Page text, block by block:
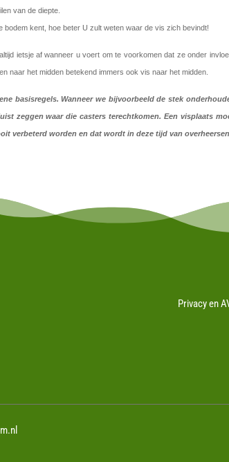
van de diepte.
bodem kent, hoe beter U zult weten waar de vis zich bevindt!
ietsje af wanneer u voert om te voorkomen dat ze onder
naar het midden betekend immers ook vis naar het midden.
basisregels. Wanneer we bijvoorbeeld de stek
zeggen waar die casters terechtkomen. Een visplaats
verbeterd worden en dat wordt in deze tijd van
Privacy en